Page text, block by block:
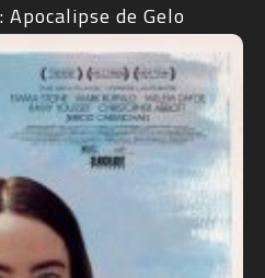
de Gelo